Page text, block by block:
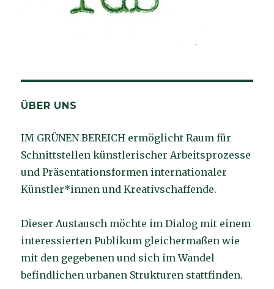
ÜBER UNS
IM GRÜNEN BEREICH ermöglicht Raum für
Schnittstellen künstlerischer Arbeitsprozesse
und Präsentationsformen internationaler
Künstler*innen und Kreativschaffende.
Dieser Austausch möchte im Dialog mit einem
interessierten Publikum gleichermaßen wie
mit den gegebenen und sich im Wandel
befindlichen urbanen Strukturen stattfinden.